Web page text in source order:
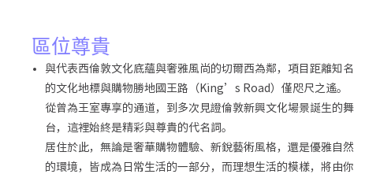
區位尊貴
與代表西倫敦文化底蘊與奢雅風尚的切爾西為鄰，項目距離知名
的文化地標與購物勝地國王路（King’s Road）僅咫尺之遙。
從曾為王室專享的通道，到多次見證倫敦新興文化場景誕生的舞
台，這裡始終是精彩與尊貴的代名詞。
居住於此，無論是奢華購物體驗、新銳藝術風格，還是優雅自然
的環境，皆成為日常生活的一部分，而理想生活的模樣，將由你